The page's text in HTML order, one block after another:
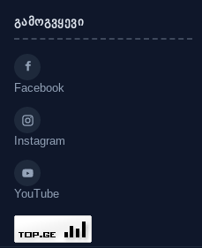
გამოგვყევი
Facebook
Instagram
YouTube